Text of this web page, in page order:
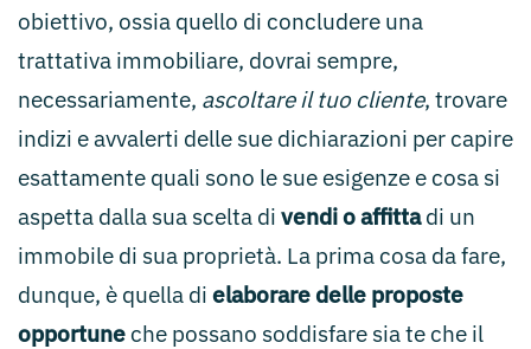
obiettivo, ossia quello di concludere una
trattativa immobiliare, dovrai sempre,
necessariamente, ascoltare il tuo cliente, trovare
indizi e avvalerti delle sue dichiarazioni per capire
esattamente quali sono le sue esigenze e cosa si
aspetta dalla sua scelta di vendi o affittadi un
immobile di sua proprietà. La prima cosa da fare,
dunque, è quella di elaborare delle proposte
opportune che possano soddisfare sia te che il